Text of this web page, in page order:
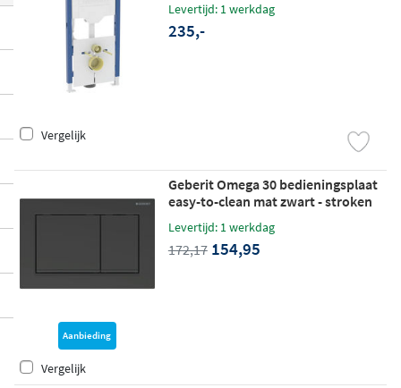
Levertijd: 1 werkdag
235,-
Vergelijk
Aanbieding
Geberit Omega 30 bedieningsplaat
easy-to-clean mat zwart - stroken
Levertijd: 1 werkdag
172,17 154,95
Vergelijk